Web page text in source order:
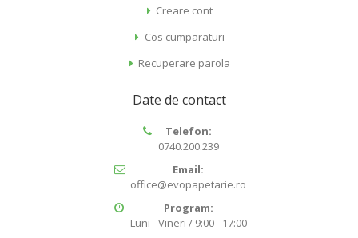
Creare cont
Cos cumparaturi
Recuperare parola
Date de contact
Telefon:
0740.200.239
Email:
office@evopapetarie.ro
Program:
Luni - Vineri / 9:00 - 17:00